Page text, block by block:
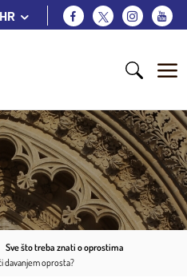
HR
Sve što treba znati o oprostima
davanjem oprosta?